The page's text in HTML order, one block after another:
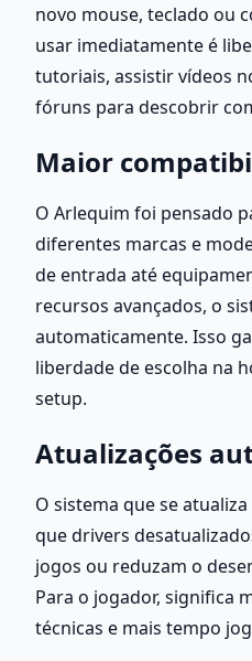
novo mouse, teclado ou
usar imediatamente é
tutoriais, assistir vídeos
fóruns para descobrir
Maior
O Arlequim foi pensado
diferentes marcas e
de entrada até
recursos avançados, o
automaticamente. Isso
liberdade de escolha na
setup.
Atualizações
O sistema que se
que drivers
jogos ou reduzam o
Para o jogador, significa
técnicas e mais tempo